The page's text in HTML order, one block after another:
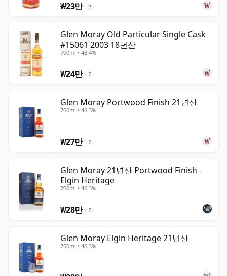
₩23만 ?
Glen Moray Old Particular Single Cask
#15061 2003 18년산
700ml • 48.4%
₩24만 ?
Glen Moray Portwood Finish 21년산
700ml • 46.3%
₩27만 ?
Glen Moray 21년산 Portwood Finish -
Elgin Heritage
700ml • 46.3%
₩28만 ?
Glen Moray Elgin Heritage 21년산
700ml • 46.3%